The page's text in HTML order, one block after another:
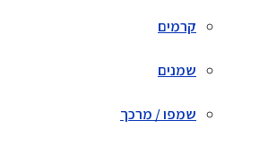
קרמים
שמנים
שמפו / מרכך